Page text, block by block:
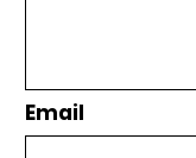
Email